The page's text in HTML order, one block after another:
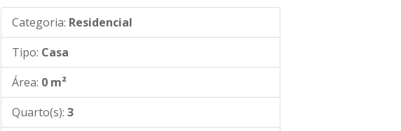
Categoria: Residencial
Tipo: Casa
Área: 0 m²
Quarto(s): 3